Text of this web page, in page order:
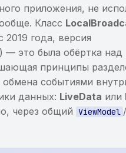
приложения, не
Класс
года, версия
— это была обёртка над
принципы
событиями
данных: LiveData или
через общий ViewModel